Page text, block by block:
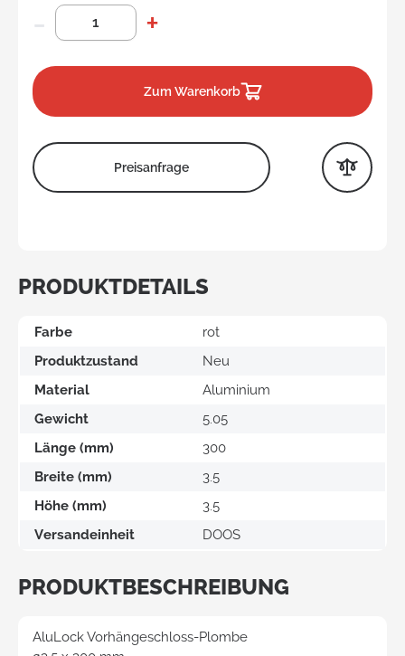
PRODUKTDETAILS
Farbe
rot
Produktzustand
Neu
Material
Aluminium
Gewicht
5.05
Länge (mm)
300
Breite (mm)
3.5
Höhe (mm)
3.5
Versandeinheit
DOOS
PRODUKTBESCHREIBUNG
AluLock Vorhängeschloss-Plombe
Zum Warenkorb
Preisanfrage